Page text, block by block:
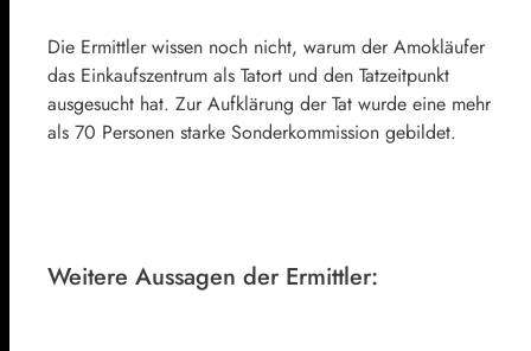
Die Ermittler wissen noch nicht, warum der Amokläufer
das Einkaufszentrum als Tatort und den Tatzeitpunkt
ausgesucht hat. Zur Aufklärung der Tat wurde eine mehr
als 70 Personen starke Sonderkommission gebildet.
Weitere Aussagen der Ermittler: